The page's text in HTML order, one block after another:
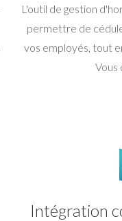
L'outil de gestion
permettre de
vos employés, tout
Vous
Intégration